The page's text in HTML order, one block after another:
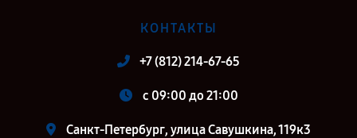
КОНТАКТЫ
+7 (812) 214-67-65
c 09:00 до 21:00
Санкт-Петербург, улица Савушкина, 119к3